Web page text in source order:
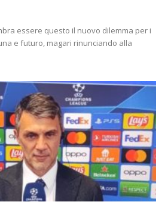
essere questo il nuovo dilemma per i
e futuro, magari rinunciando alla